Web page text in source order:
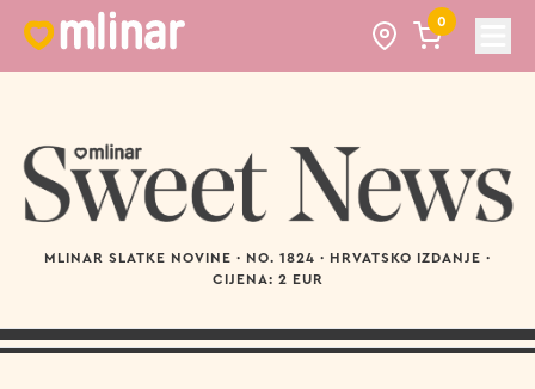
0
Sweets by Mlinar
MLINAR SLATKE NOVINE · NO. 1824 · HRVATSKO IZDANJE ·
CIJENA: 2 EUR